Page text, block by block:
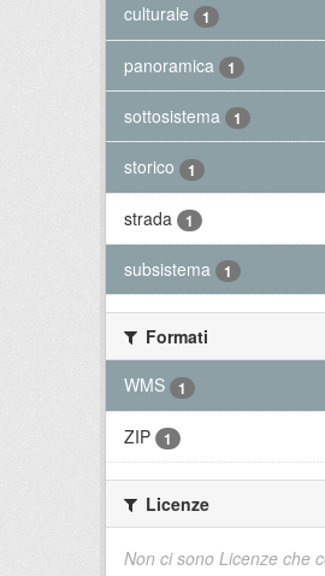
culturale
1
panoramica 1
sottosistema 1
storico 1
strada 1
subsistema 1
Formati
WMS
1
ZIP 1
Licenze
Non ci sono Licenze che